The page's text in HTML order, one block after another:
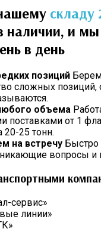
складу
наличии, и
в день
позиций
сложных позиций,
объема
поставками от 1
20-25 тонн.
на встречу Быстро
вопросы и
сервис»
линии»